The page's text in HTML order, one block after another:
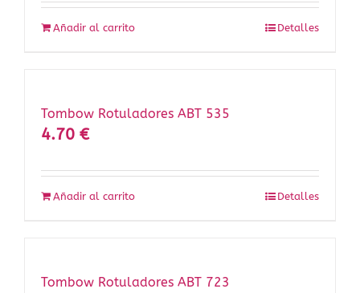
Añadir al carrito Detalles
Tombow Rotuladores ABT 535
4.70 €
Añadir al carrito Detalles
Tombow Rotuladores ABT 723